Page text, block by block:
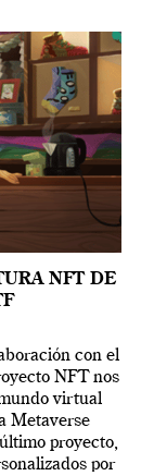
NFT DE
con el
NFT nos
virtual
Metaverse
proyecto,
por